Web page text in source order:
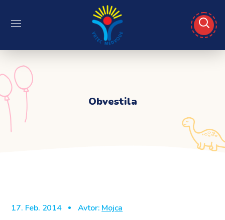
Obvestila
17. Feb. 2014 Avtor: Mojca